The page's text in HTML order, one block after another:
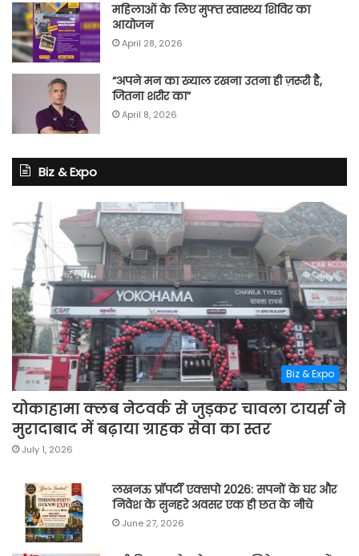
महिलाओं के लिए मुफ्त स्वास्थ्य शिविर का
आयोजन
April 28, 2026
“अपने मन का ख्याल रखना उतना ही ज़रूरी है,
जितना शरीर का”
April 8, 2026
Biz & Expo
Biz & Expo
योकाहामा क्लब नेटवर्क से जुड़कर चावला टायर्स ने
मुरादाबाद में बढ़ाया ग्राहक सेवा का स्तर
July 1, 2026
लखनऊ प्रॉपर्टी एक्सपो 2026: सपनों के घर और
निवेश के सुनहरे अवसर एक ही छत के नीचे
June 27, 2026